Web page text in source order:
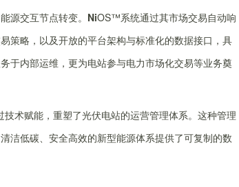
源交互节点转变。 NiOS™系统通过其市场交易自动响
策略，以及开放的平台架构与标准化的数据接口，具
于内部运维，更为电站参与电力市场化交易等业务奠
术赋能，重塑了光伏电站的运营管理体系。这种管理
洁低碳、安全高效的新型能源体系提供了可复制的数